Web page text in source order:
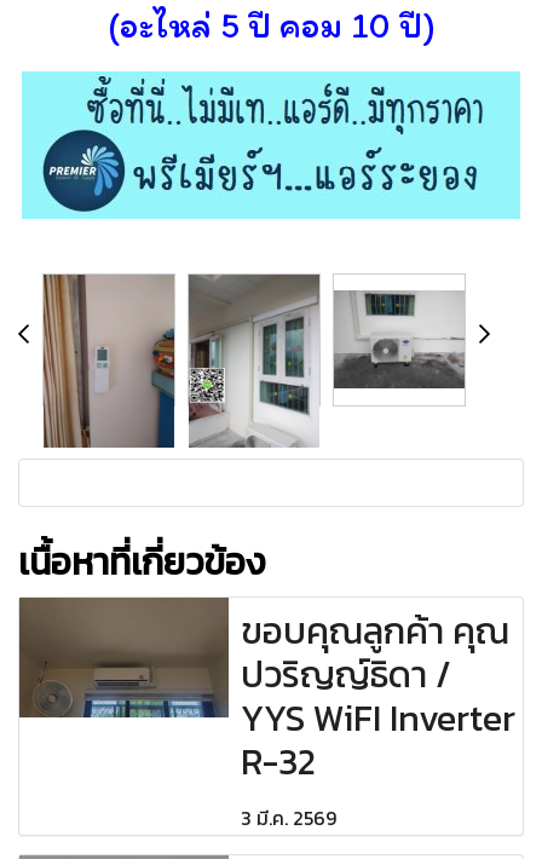
(อะไหล่ 5 ปี คอม 10 ปี)
เนื้อหาที่เกี่ยวข้อง
ขอบคุณลูกค้า คุณ
ปวริญญ์ธิดา /
YYS WiFI Inverter
R-32
3 มี.ค. 2569